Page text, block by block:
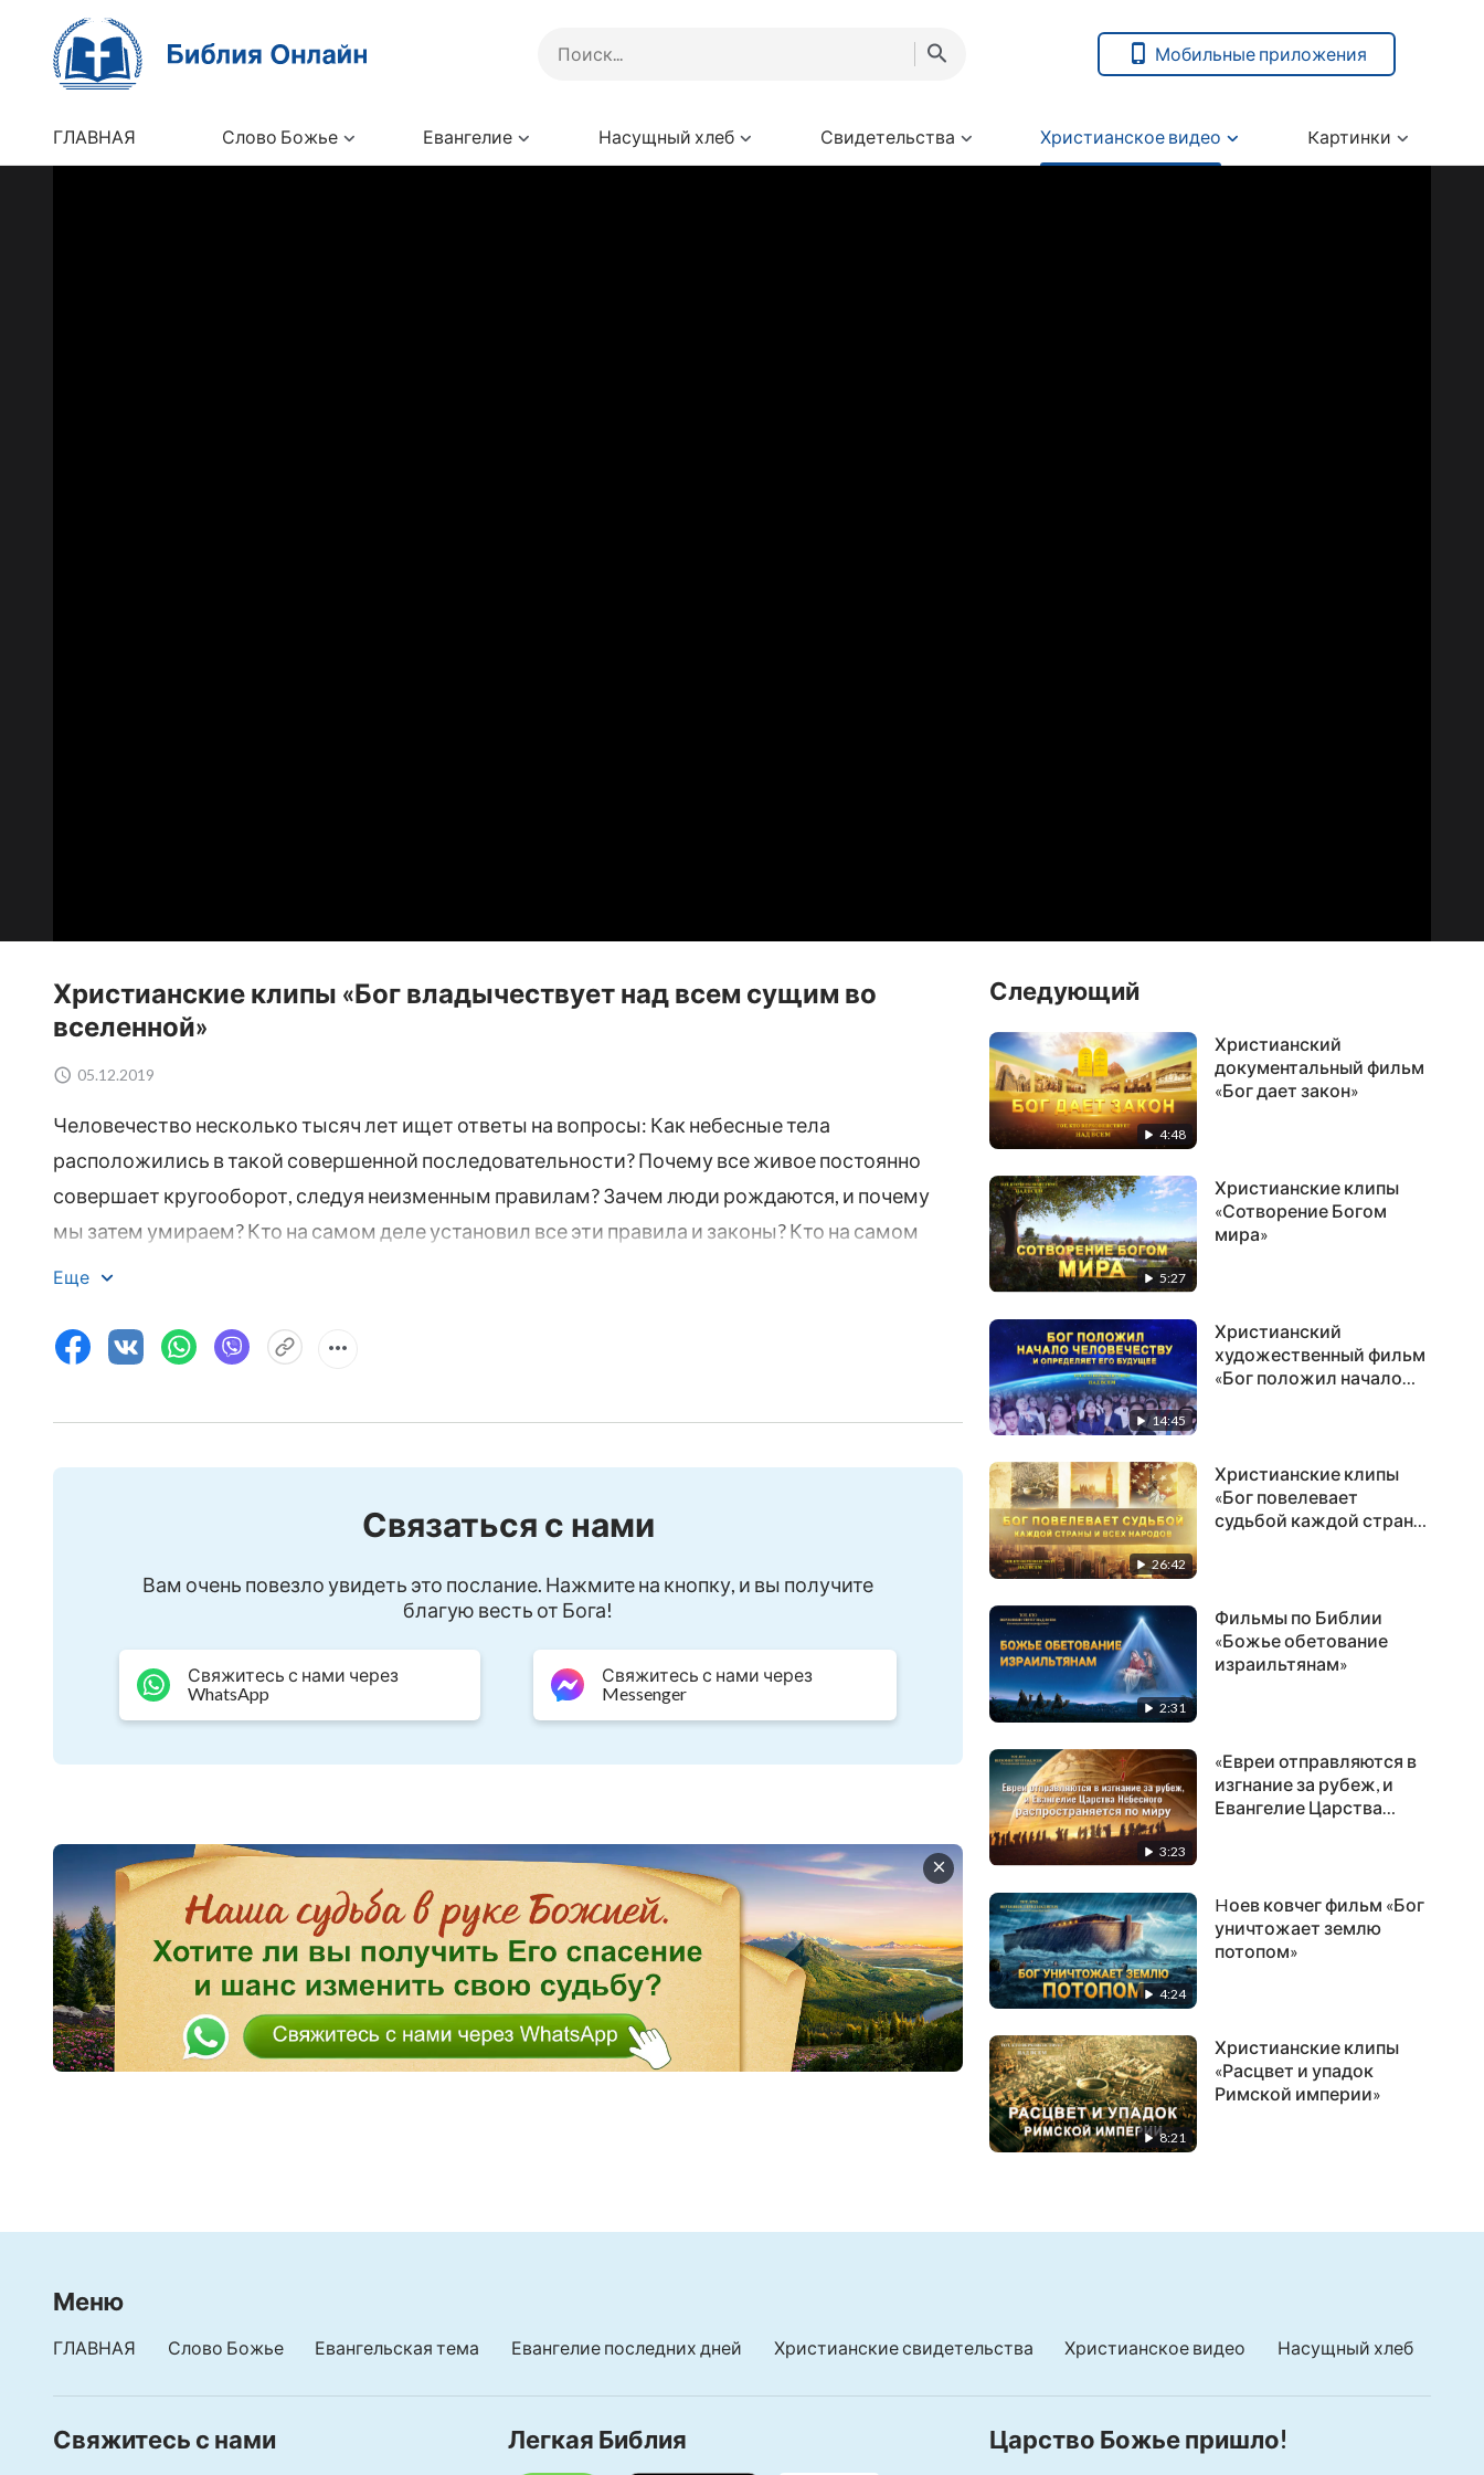
Мобильные приложения
ГЛАВНАЯ Слово Божье Евангелие Насущный хлеб Свидетельства Христианское видео Kартинки
Христианские клипы «Бог владычествует над всем сущим во
вселенной»
05.12.2019
Человечество несколько тысяч лет ищет ответы на вопросы: Как небесные тела
расположились в такой совершенной последовательности? Почему все живое постоянно
совершает кругооборот, следуя неизменным правилам? Зачем люди рождаются, и почему
мы затем умираем? Кто на самом деле установил все эти правила и законы? Кто на самом
деле правит вселенной и всем сущим? Проникнуть в суть этих вопросов и открыть все эти
верховенствует над всем».
Документальный фильм «Тот, Кто
Никто не в силах изменить того факта, что
Бог обладает суверенитетом над
Бог повелевает судьбой всего человечества
Еще
Связаться с нами
Вам очень повезло увидеть это послание. Нажмите на кнопку, и вы получите
благую весть от Бога!
Свяжитесь с нами через
WhatsApp
Свяжитесь с нами через
Messenger
Следующий
4:48
Христианский
документальный фильм
«Бог дает закон»
5:27
Христианские клипы
«Сотворение Богом
мира»
14:45
Христианский
художественный фильм
«Бог положил начало
26:42
Христианские клипы
«Бог повелевает
судьбой каждой страны
2:31
Фильмы по Библии
«Божье обетование
израильтянам»
3:23
«Евреи отправляются в
изгнание за рубеж, и
Евангелие Царства
4:24
Hоев ковчег фильм «Бог
уничтожает землю
потопом»
8:21
Христианские клипы
«Расцвет и упадок
Римской империи»
Меню
ГЛАВНАЯ Слово Божье Евангельская тема Евангелие последних дней Христианские свидетельства Христианское видео Насущный хлеб
Свяжитесь с нами Легкая Библия Царство Божье пришло!